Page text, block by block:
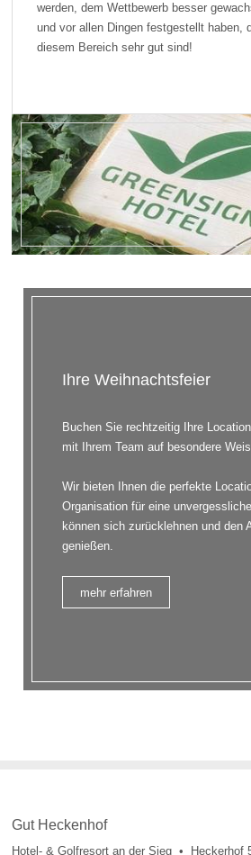
werden, dem Wettbewerb besser
und vor allen Dingen festgestellt haben,
diesem Bereich sehr gut sind!
Ihre Weihnachtsfeier
Buchen Sie rechtzeitig Ihre
mit Ihrem Team auf besondere
Wir bieten Ihnen die perfekte
Organisation für eine
können sich zurücklehnen und den
genießen.
mehr erfahren
Gut Heckenhof
Hotel- & Golfresort an der Sieg • Heckerhof